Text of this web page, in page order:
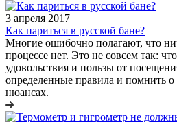
3 апреля 2017
Как париться в русской бане?
Многие ошибочно полагают, что
процессе нет. Это не совсем так:
удовольствия и пользы от
определенные правила и помнить
нюансах.